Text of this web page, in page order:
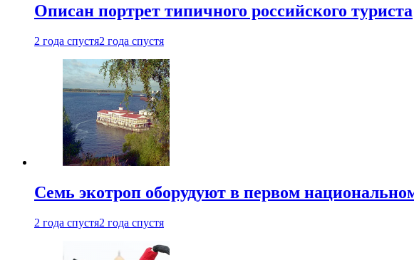
Описан портрет типичного российского туриста
2 года спустя2 года спустя
Семь экотроп оборудуют в первом
2 года спустя2 года спустя